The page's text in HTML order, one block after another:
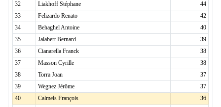
32
Liakhoff Stéphane
44
33
Felizardo Renato
42
34
Behaghel Antoine
40
35
Jalabert Bernard
39
36
Cianarella Franck
38
37
Masson Cyrille
38
38
Torra Joan
37
39
Wegnez Jérôme
37
40
Calmels François
36